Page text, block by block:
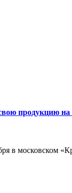
продукцию
в московском